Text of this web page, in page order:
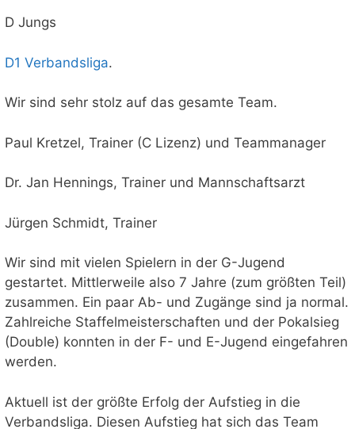
D Jungs
D1 Verbandsliga.
Wir sind sehr stolz auf das gesamte Team.
Paul Kretzel, Trainer (C Lizenz) und Teammanager
Dr. Jan Hennings, Trainer und Mannschaftsarzt
Jürgen Schmidt, Trainer
Wir sind mit vielen Spielern in der G-Jugend
gestartet. Mittlerweile also 7 Jahre (zum größten Teil)
zusammen. Ein paar Ab- und Zugänge sind ja normal.
Zahlreiche Staffelmeisterschaften und der Pokalsieg
(Double) konnten in der F- und E-Jugend eingefahren
werden.
Aktuell ist der größte Erfolg der Aufstieg in die
Verbandsliga. Diesen Aufstieg hat sich das Team